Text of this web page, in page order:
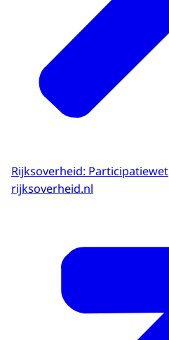
Rijksoverheid: Participatiewet
rijksoverheid.nl